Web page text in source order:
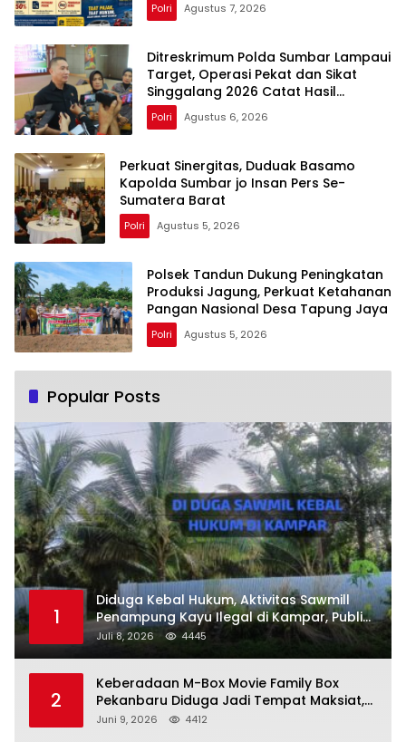
Polri Agustus 7, 2026
Ditreskrimum Polda Sumbar Lampaui
Target, Operasi Pekat dan Sikat
Singgalang 2026 Catat Hasil
Maksimal
Polri Agustus 6, 2026
Perkuat Sinergitas, Duduak Basamo
Kapolda Sumbar jo Insan Pers Se-
Sumatera Barat
Polri Agustus 5, 2026
Polsek Tandun Dukung Peningkatan
Produksi Jagung, Perkuat Ketahanan
Pangan Nasional Desa Tapung Jaya
Polri Agustus 5, 2026
Popular Posts
1
Diduga Kebal Hukum, Aktivitas Sawmill
Penampung Kayu Ilegal di Kampar, Publik
Soroti Komitmen Penegakan Hukum Polres
Juli 8, 2026 4445
2
Keberadaan M-Box Movie Family Box
Pekanbaru Diduga Jadi Tempat Maksiat,
Warga Resah Minta Pemerintah Lakukan
Juni 9, 2026 4412